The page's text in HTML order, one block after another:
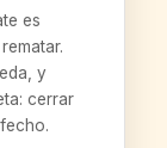
es
y
cerrar